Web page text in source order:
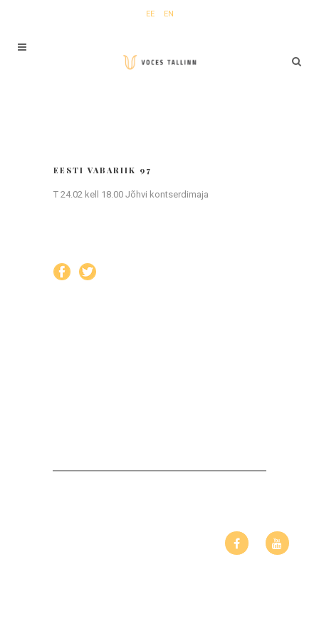
EE EN
EESTI VABARIIK 97
T 24.02 kell 18.00 Jõhvi kontserdimaja